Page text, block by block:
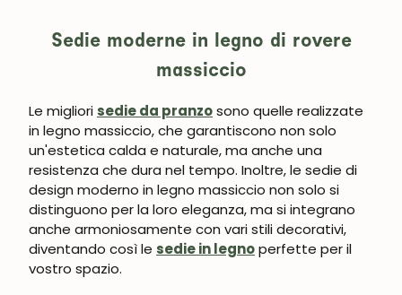
Sedie moderne in legno di rovere
massiccio
Le migliori sedie da pranzosono quelle realizzate
in legno massiccio, che garantiscono non solo
un'estetica calda e naturale, ma anche una
resistenza che dura nel tempo. Inoltre, le sedie di
design moderno in legno massiccio non solo si
distinguono per la loro eleganza, ma si integrano
anche armoniosamente con vari stili decorativi,
diventando così le sedie in legnoperfette per il
vostro spazio.
UNISCITI ALLA NOSTRA
COMMUNITY
Ottieni uno sconto del 5%.
Novità e vantaggi riservati agli iscritti.